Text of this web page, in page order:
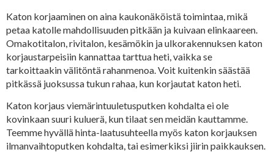
Katon korjaaminen on aina kaukonäköistä toimintaa, mikä
petaa katolle mahdollisuuden pitkään ja kuivaan elinkaareen.
Omakotitalon, rivitalon, kesämökin ja ulkorakennuksen katon
korjaustarpeisiin kannattaa tarttua heti, vaikka se
tarkoittaakin välitöntä rahanmenoa. Voit kuitenkin säästää
pitkässä juoksussa tukun rahaa, kun korjautat katon heti.
Katon korjaus viemärintuuletusputken kohdalta ei ole
kovinkaan suuri kuluerä, kun tilaat sen meidän kauttamme.
Teemme hyvällä hinta-laatusuhteella myös katon korjauksen
ilmanvaihtoputken kohdalta, tai esimerkiksi jiirin paikkauksen.